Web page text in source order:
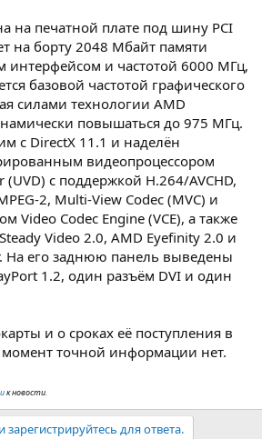
на печатной плате под шину PCI
на борту 2048 Мбайт памяти
интерфейсом и частотой 6000 МГц,
базовой частотой графического
силами технологии AMD
повышаться до 975 МГц.
с DirectX 11.1 и наделён
видеопроцессором
(UVD) с поддержкой H.264/AVCHD,
2, Multi-View Codec (MVC) и
Video Codec Engine (VCE), а также
Video 2.0, AMD Eyefinity 2.0 и
На его заднюю панель выведены
1.2, один разъём DVI и один
и о сроках её поступления в
точной информации нет.
к новости.
зарегистрируйтесь для ответа.